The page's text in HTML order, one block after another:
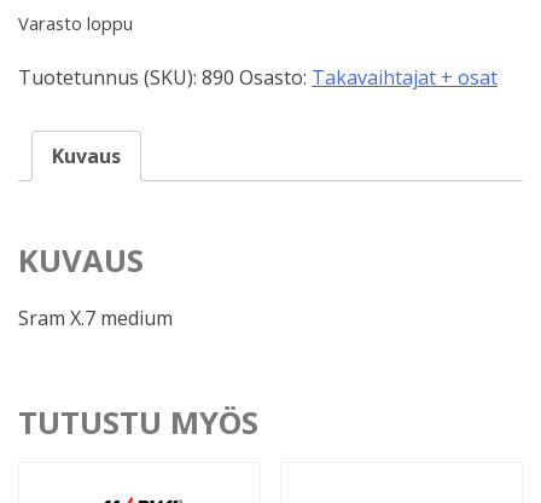
Varasto loppu
Tuotetunnus (SKU): 890 Osasto: Takavaihtajat + osat
Kuvaus
KUVAUS
Sram X.7 medium
TUTUSTU MYÖS